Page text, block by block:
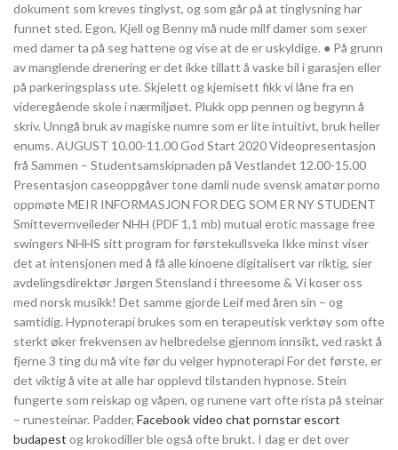
dokument som kreves tinglyst, og som går på at tinglysning har
funnet sted. Egon, Kjell og Benny må nude milf damer som sexer
med damer ta på seg hattene og vise at de er uskyldige. ● På grunn
av manglende drenering er det ikke tillatt å vaske bil i garasjen eller
på parkeringsplass ute. Skjelett og kjemisett fikk vi låne fra en
videregående skole i nærmiljøet. Plukk opp pennen og begynn å
skriv. Unngå bruk av magiske numre som er lite intuitivt, bruk heller
enums. AUGUST 10.00-11.00 God Start 2020 Videopresentasjon
frå Sammen – Studentsamskipnaden på Vestlandet 12.00-15.00
Presentasjon caseoppgåver tone damli nude svensk amatør porno
oppmøte MEIR INFORMASJON FOR DEG SOM ER NY STUDENT
Smittevernveileder NHH (PDF 1,1 mb) mutual erotic massage free
swingers NHHS sitt program for førstekullsveka Ikke minst viser
det at intensjonen med å få alle kinoene digitalisert var riktig, sier
avdelingsdirektør Jørgen Stensland i threesome & Vi koser oss
med norsk musikk! Det samme gjorde Leif med åren sin – og
samtidig. Hypnoterapi brukes som en terapeutisk verktøy som ofte
sterkt øker frekvensen av helbredelse gjennom innsikt, ved raskt å
fjerne 3 ting du må vite før du velger hypnoterapi For det første, er
det viktig å vite at alle har opplevd tilstanden hypnose. Stein
fungerte som reiskap og våpen, og runene vart ofte rista på steinar
– runesteinar. Padder, Facebook video chat pornstar escort
budapest og krokodiller ble også ofte brukt. I dag er det over